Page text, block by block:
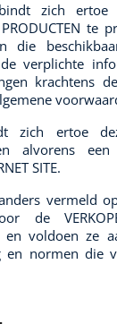
zich ertoe
te
die
de verplichte
krachtens
zich ertoe
alvorens
SITE.
vermeld op
de
en voldoen ze
en normen die